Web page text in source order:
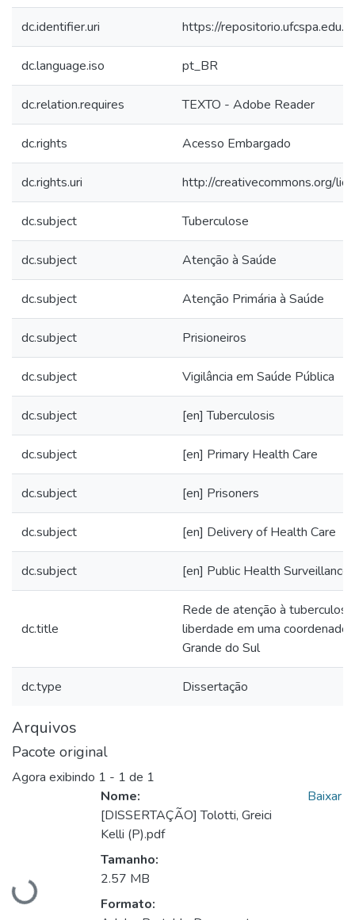
dc.identifier.uri https://
dc.language.iso pt_BR
dc.relation.requires TEXTO - Adobe Reader
dc.rights Acesso Embargado
dc.rights.uri http://creativecommons.org/
dc.subject Tuberculose
dc.subject Atenção à Saúde
dc.subject Atenção Primária à Saúde
dc.subject Prisioneiros
dc.subject Vigilância em Saúde Pública
dc.subject [en] Tuberculosis
dc.subject [en] Primary Health Care
dc.subject [en] Prisoners
dc.subject [en] Delivery of Health Care
dc.subject [en] Public Health Surveillance
dc.title
Rede de atenção à
liberdade em uma
Grande do Sul
dc.type Dissertação
Arquivos
Pacote original
Agora exibindo 1 - 1 de 1
Nome:
[DISSERTAÇÃO] Tolotti, Greici
Kelli (P).pdf
Tamanho:
2.57 MB
Formato:
Baixar